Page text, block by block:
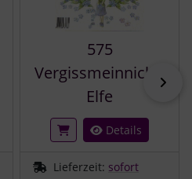
575
Vergissmeinnicht-
Elfe
Details
Lieferzeit: sofort